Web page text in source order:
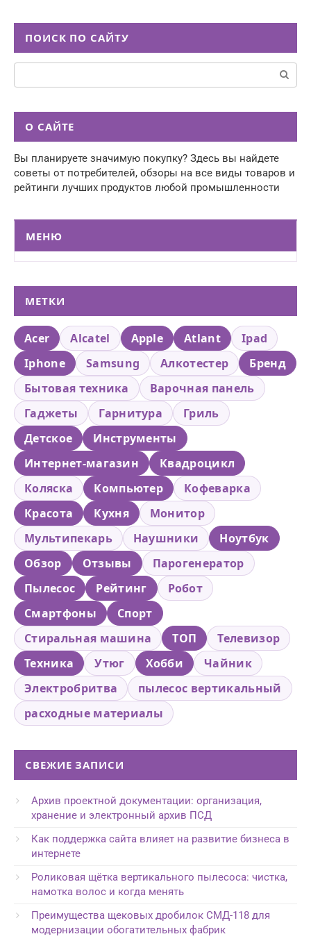
ПОИСК ПО САЙТУ
Поиск:
О САЙТЕ
Вы планируете значимую покупку? Здесь вы найдете
советы от потребителей, обзоры на все виды товаров и
рейтинги лучших продуктов любой промышленности
МЕНЮ
МЕТКИ
Acer Alcatel Apple Atlant
Ipad
Iphone
Samsung Алкотестер
Бренд
Бытовая техника
Варочная панель
Гаджеты
Гарнитура
Гриль
Детское
Инструменты
Интернет-магазин
Квадроцикл
Коляска
Компьютер
Кофеварка
Красота
Кухня
Монитор
Мультипекарь
Наушники
Ноутбук
Обзор
Отзывы
Парогенератор
Пылесос
Рейтинг
Робот
Смартфоны
Спорт
Стиральная машина
ТОП
Телевизор
Техника
Утюг Хобби
Чайник
Электробритва
пылесос вертикальный
расходные материалы
СВЕЖИЕ ЗАПИСИ
Архив проектной документации: организация,
хранение и электронный архив ПСД
Как поддержка сайта влияет на развитие бизнеса в
интернете
Роликовая щётка вертикального пылесоса: чистка,
намотка волос и когда менять
Преимущества щековых дробилок СМД-118 для
модернизации обогатительных фабрик